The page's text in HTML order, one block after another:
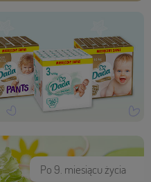
Po 9. miesiącu życia